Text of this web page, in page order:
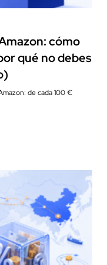
cómo
qué no debes
de cada 100 €